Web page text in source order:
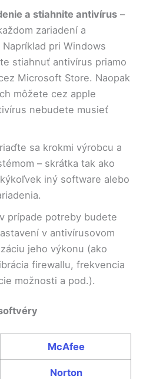
a stiahnite antivírus –
zariadení a
pri Windows
stiahnuť antivírus priamo
Microsoft Store. Naopak
môžete cez apple
nebudete musieť
sa krokmi výrobcu a
– skrátka tak ako
iný software alebo
prípade potreby budete
v antivírusovom
jeho výkonu (ako
firewallu, frekvencia
možnosti a pod.).
McAfee
Norton